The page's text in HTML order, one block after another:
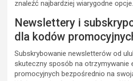
znaleźć najbardziej wiarygodne opcje.
Newslettery i
dla kodów
Subskrybowanie newsletterów od
skuteczny sposób na otrzymywanie
promocyjnych bezpośrednio na